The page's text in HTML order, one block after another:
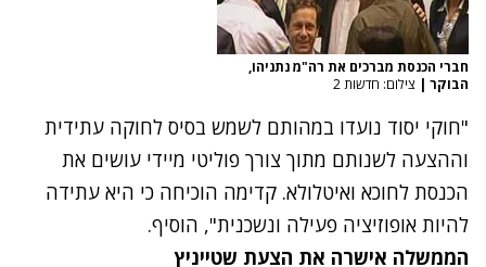
חברי הכנסת מברכים את רה"מ נתניהו,
הבוקר | צילום: חדשות 2
"חוקי יסוד נועדו במהותם לשמש בסיס לחוקה עתידית
וההצעה לשנותם מתוך צורך פוליטי מיידי עושים את
הכנסת לחוכא ואיטלולא. קדימה הוכיחה כי היא עתידה
להיות אופוזיציה פעילה ונשכנית", הוסיף.
הממשלה אישרה את הצעת שטייניץ